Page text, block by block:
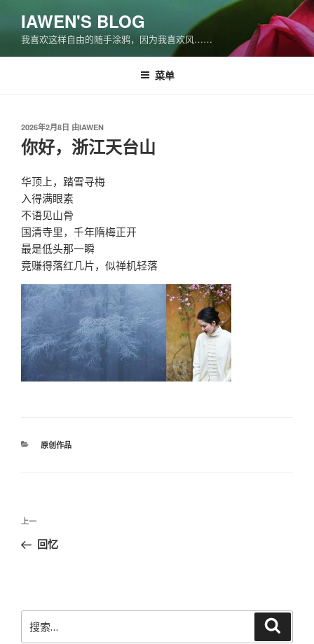
容
IAWEN'S BLOG
我喜欢这样自由的随手涂鸦，因为我喜欢风……
菜单
发
布
于
2026年2月8日 由IAWEN
你好，浙江天台山
华顶上，踏雪寻梅
入得满眼素
不语见山骨
国清寺里，千年隋梅正开
最是低头那一瞬
竟赚得落红几片，似禅机轻落
分
原创作品
文
导
上
一
上一
回忆
搜
索：